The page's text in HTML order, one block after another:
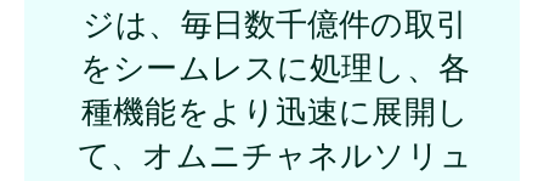
ジは、毎日数千億件の取引
をシームレスに処理し、各
種機能をより迅速に展開し
て、オムニチャネルソリュ